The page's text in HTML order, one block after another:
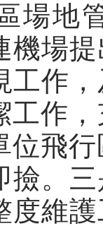
地管
機場
工作
工作
位飛
撿。
度維